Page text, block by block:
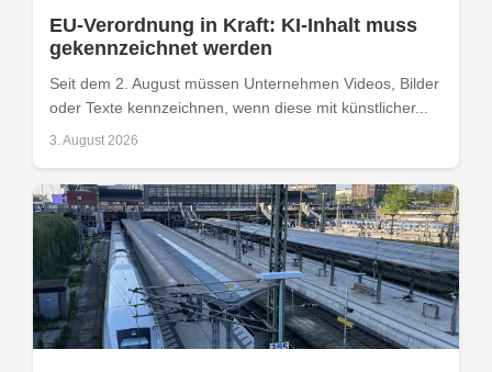
EU-Verordnung in Kraft: KI-Inhalt muss
gekennzeichnet werden
Seit dem 2. August müssen Unternehmen Videos, Bilder
oder Texte kennzeichnen, wenn diese mit künstlicher...
3. August 2026